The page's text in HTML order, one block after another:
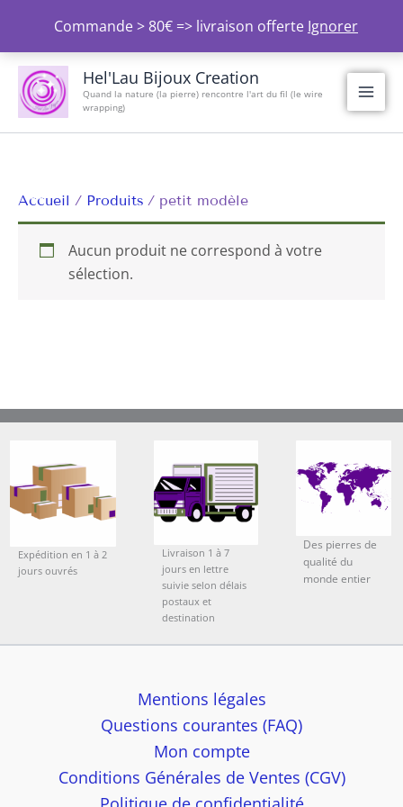
Commande > 80€ => livraison offerte Ignorer
contenu
Hel'Lau Bijoux Creation
Quand la nature (la pierre) rencontre l'art du fil (le wire
wrapping)
Accueil Produits petit modèle
Aucun produit ne correspond à votre
sélection.
Expédition en 1 à 2
jours ouvrés
Livraison 1 à 7
jours en lettre
suivie selon délais
postaux et
destination
Des pierres de
qualité du
monde entier
Mentions légales
Questions courantes (FAQ)
Mon compte
Conditions Générales de Ventes (CGV)